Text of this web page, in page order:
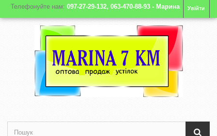
Увійти
Телефонуйте нам: 097-27-29-132, 063-470-88-93 - Марина